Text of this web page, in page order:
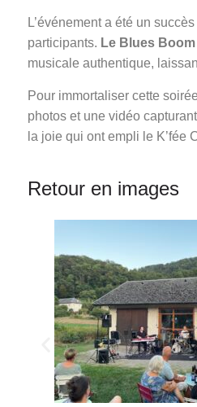
L’événement a été un
participants. Le Blues
musicale authentique,
Pour immortaliser cette
photos et une vidéo
la joie qui ont empli le K’fée
Retour en images